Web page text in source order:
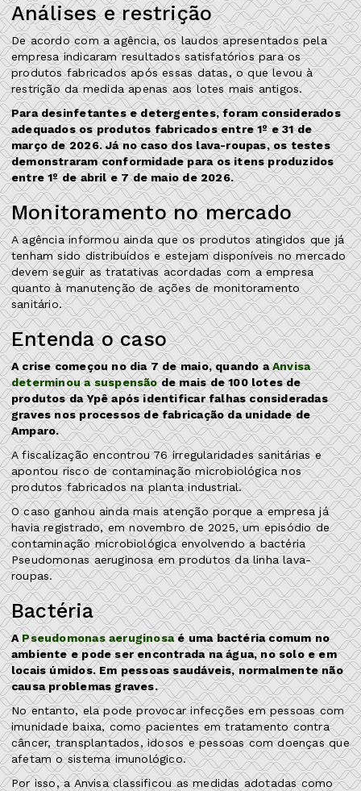
Análises e restrição
De acordo com a agência, os laudos apresentados pela
empresa indicaram resultados satisfatórios para os
produtos fabricados após essas datas, o que levou à
restrição da medida apenas aos lotes mais antigos.
Para desinfetantes e detergentes, foram considerados
adequados os produtos fabricados entre 1º e 31 de
março de 2026. Já no caso dos lava-roupas, os testes
demonstraram conformidade para os itens produzidos
entre 1º de abril e 7 de maio de 2026.
Monitoramento no mercado
A agência informou ainda que os produtos atingidos que já
tenham sido distribuídos e estejam disponíveis no mercado
devem seguir as tratativas acordadas com a empresa
quanto à manutenção de ações de monitoramento
sanitário.
Entenda o caso
A crise começou no dia 7 de maio, quando aAnvisa
determinou a suspensãode mais de 100 lotes de
produtos da Ypê após identificar falhas consideradas
graves nos processos de fabricação da unidade de
Amparo.
A fiscalização encontrou 76 irregularidades sanitárias e
apontou risco de contaminação microbiológica nos
produtos fabricados na planta industrial.
O caso ganhou ainda mais atenção porque a empresa já
havia registrado, em novembro de 2025, um episódio de
contaminação microbiológica envolvendo a bactéria
Pseudomonas aeruginosa em produtos da linha lava-
roupas.
Bactéria
A Pseudomonas aeruginosaé uma bactéria comum no
ambiente e pode ser encontrada na água, no solo e em
locais úmidos. Em pessoas saudáveis, normalmente não
causa problemas graves.
No entanto, ela pode provocar infecções em pessoas com
imunidade baixa, como pacientes em tratamento contra
câncer, transplantados, idosos e pessoas com doenças que
afetam o sistema imunológico.
Por isso, a Anvisa classificou as medidas adotadas como